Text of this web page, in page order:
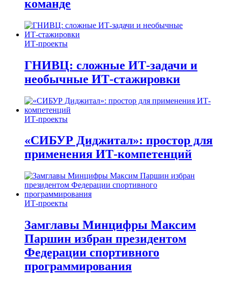
команде
ИТ-проекты
ГНИВЦ: сложные ИТ‑задачи и
необычные ИТ‑стажировки
ИТ-проекты
«СИБУР Диджитал»: простор для
применения ИТ-компетенций
ИТ-проекты
Замглавы Минцифры Максим
Паршин избран президентом
Федерации спортивного
программирования